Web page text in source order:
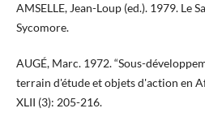
AMSELLE, Jean-Loup (ed.). 1979. Le
Sycomore.
AUGÉ, Marc. 1972. “Sous-
terrain d'étude et objets d'action en
XLII (3): 205-216.